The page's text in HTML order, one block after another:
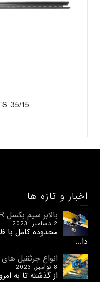
35/15
اخبار و تازه ها
بالابر سیم بکسل DVR
2 دسامبر, 2023
دا...
انواع جرثقیل
8 نوامبر, 2023
از گذشته تا به